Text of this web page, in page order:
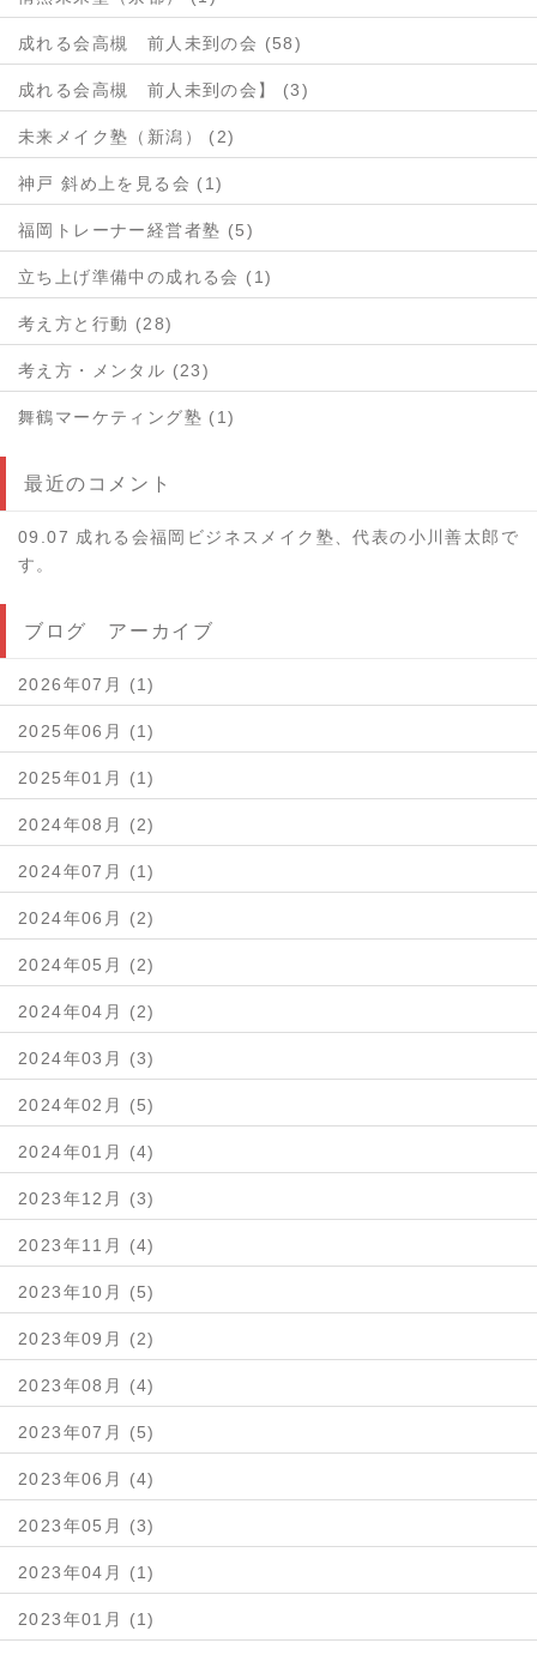
成れる会高槻 前人未到の会 (58)
成れる会高槻 前人未到の会】 (3)
未来メイク塾（新潟） (2)
神戸 斜め上を見る会 (1)
福岡トレーナー経営者塾 (5)
立ち上げ準備中の成れる会 (1)
考え方と行動 (28)
考え方・メンタル (23)
舞鶴マーケティング塾 (1)
最近のコメント
09.07 成れる会福岡ビジネスメイク塾、代表の小川善太郎で
す。
ブログ アーカイブ
2026年07月 (1)
2025年06月 (1)
2025年01月 (1)
2024年08月 (2)
2024年07月 (1)
2024年06月 (2)
2024年05月 (2)
2024年04月 (2)
2024年03月 (3)
2024年02月 (5)
2024年01月 (4)
2023年12月 (3)
2023年11月 (4)
2023年10月 (5)
2023年09月 (2)
2023年08月 (4)
2023年07月 (5)
2023年06月 (4)
2023年05月 (3)
2023年04月 (1)
2023年01月 (1)